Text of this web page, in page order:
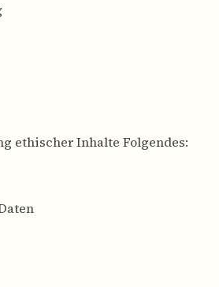
ethischer Inhalte Folgendes: